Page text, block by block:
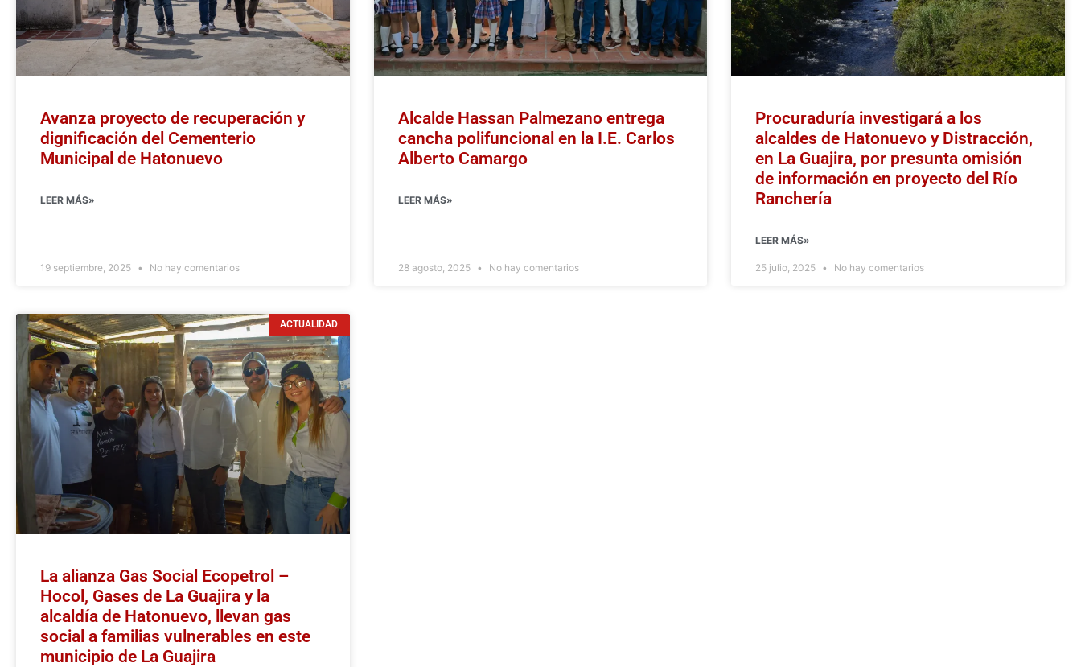
Avanza proyecto de recuperación y
dignificación del Cementerio
Municipal de Hatonuevo
LEER MÁS»
19 septiembre, 2025 No hay comentarios
Alcalde Hassan Palmezano entrega
cancha polifuncional en la I.E. Carlos
Alberto Camargo
LEER MÁS»
28 agosto, 2025 No hay comentarios
Procuraduría investigará a los
alcaldes de Hatonuevo y Distracción,
en La Guajira, por presunta omisión
de información en proyecto del Río
Ranchería
LEER MÁS»
25 julio, 2025 No hay comentarios
ACTUALIDAD
La alianza Gas Social Ecopetrol –
Hocol, Gases de La Guajira y la
alcaldía de Hatonuevo, llevan gas
social a familias vulnerables en este
municipio de La Guajira